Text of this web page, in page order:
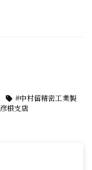
#中村留精密工業製
彦根支店